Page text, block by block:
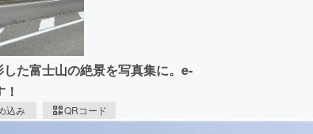
た富士山の絶景を写真集に。e-
込み QRコード